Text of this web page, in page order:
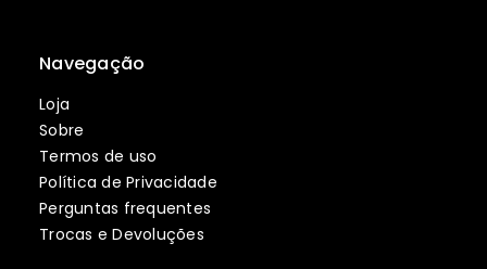
Navegação
Loja
Sobre
Termos de uso
Política de Privacidade
Perguntas frequentes
Trocas e Devoluções